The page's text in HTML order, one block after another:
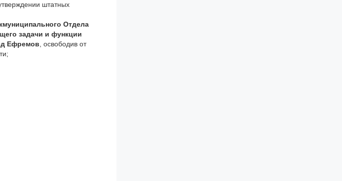
штатных
Отдела
задачи и функции
Ефремов , освободив от